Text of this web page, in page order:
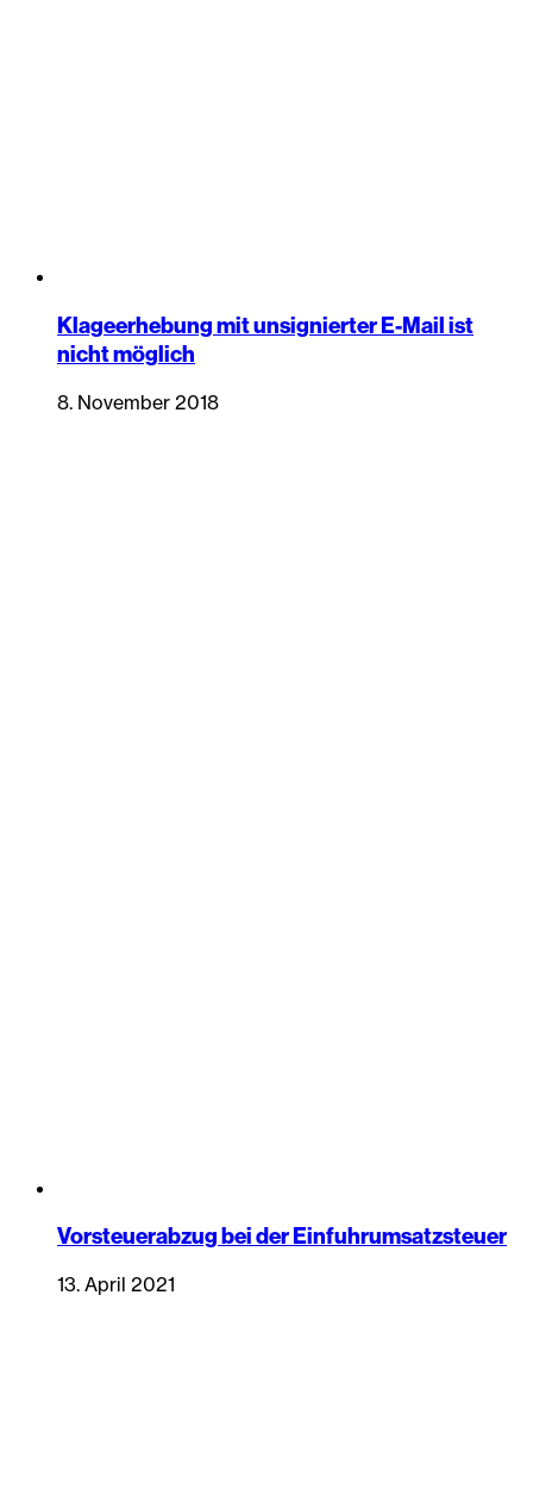
Klageerhebung mit unsignierter E-Mail ist
nicht möglich
8. November 2018
Vorsteuerabzug bei der Einfuhrumsatzsteuer
13. April 2021